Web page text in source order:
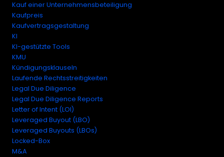
Kauf einer Unternehmensbeteiligung
Kaufpreis
Kaufvertragsgestaltung
KI
KI-gestützte Tools
KMU
Kündigungsklauseln
Laufende Rechtsstreitigkeiten
Legal Due Diligence
Legal Due Diligence Reports
Letter of Intent (LOI)
Leveraged Buyout (LBO)
Leveraged Buyouts (LBOs)
Locked-Box
M&A